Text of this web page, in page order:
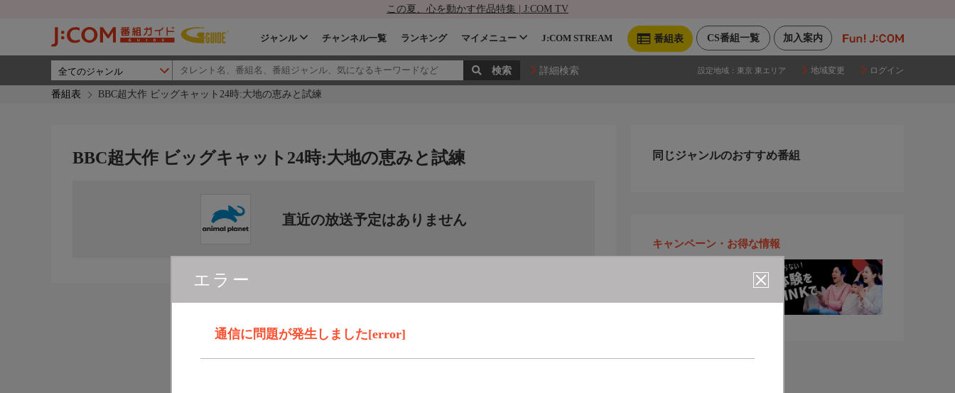
この夏、心を動かす作品特集 | J:COM TV
加入案内
CS番組一覧
番組表
ジャンル チャンネル一覧 ランキング マイメニュー J:COM STREAM
詳細検索 設定地域： 東京 東エリア 地域変更 ログイン
番組表 BBC超大作 ビッグキャット24時:大地の恵みと試練
エラー
通信に問題が発生しました[error]
BBC超大作 ビッグキャット24時:大地の恵みと試練
直近の放送予定はありません
同じジャンルのおすすめ番組
キャンペーン・お得な情報